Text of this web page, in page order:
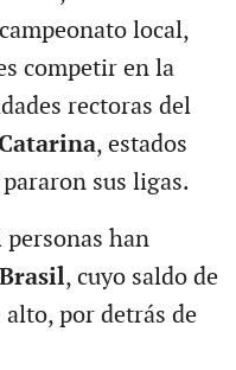
local,
competir en la
rectoras del
, estados
sus ligas.
han
Brasil, cuyo saldo de
alto, por detrás de